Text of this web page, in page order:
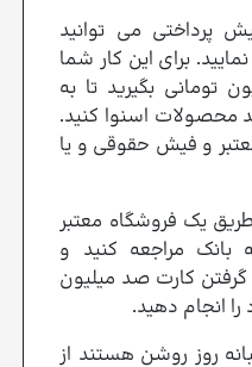
پرداختی می توانید
برای این کار شما
تومانی بگیرید تا به
محصولات اسنوا کنید.
و فیش حقوقی و یا
یک فروشگاه معتبر
بانک مراجعه کنید و
کارت صد میلیون
را انجام دهید.
روز روشن هستند از